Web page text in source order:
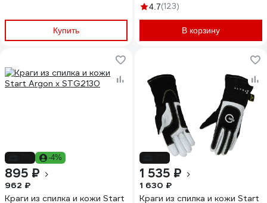
Купить
JWK-502-XL
4.7(123)
В корзину
-4%
895 ₽
962 ₽
Краги из спилка и кожи Start
1 535 ₽
1 630 ₽
Краги из спилка и кожи Start